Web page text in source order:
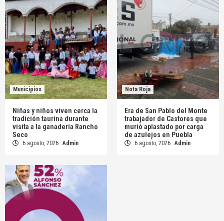
Municipios
Niñas y niños viven cerca la
tradición taurina durante
visita a la ganadería Rancho
Seco
6 agosto, 2026 Admin
Nota Roja
Era de San Pablo del Monte
trabajador de Castores que
murió aplastado por carga
de azulejos en Puebla
6 agosto, 2026 Admin